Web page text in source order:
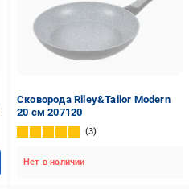
Сковорода Riley&Tailor Modern
20 см 207120
3
Нет в наличии